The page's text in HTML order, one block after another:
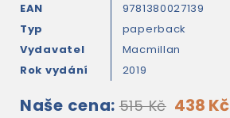
EAN
9781380027139
Typ
paperback
Vydavatel
Macmillan
Rok vydání
2019
Naše cena: 515 Kč 438 Kč